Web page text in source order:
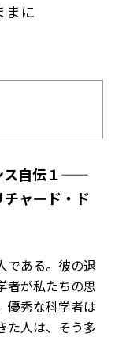
まに
ス自伝１——
ャード・ド
である。彼の退
者が私たちの思
優秀な科学者は
た人は、そう多